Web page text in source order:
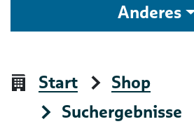
Anderes
Start
Shop
Suchergebnisse